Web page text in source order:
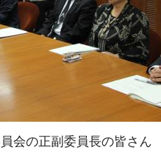
会の正副委員長の皆さん